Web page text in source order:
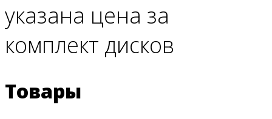
Меню
указана цена за
комплект дисков
Товары